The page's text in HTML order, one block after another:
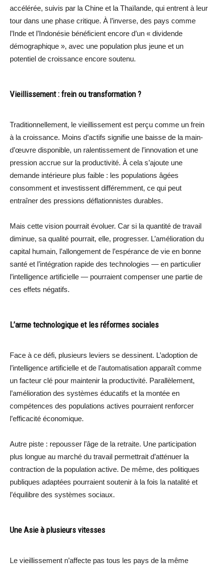
accélérée, suivis par la Chine et la Thaïlande, qui entrent à leur
tour dans une phase critique. À l’inverse, des pays comme
l’Inde et l’Indonésie bénéficient encore d’un « dividende
démographique », avec une population plus jeune et un
potentiel de croissance encore soutenu.
Vieillissement : frein ou transformation ?
Traditionnellement, le vieillissement est perçu comme un frein
à la croissance. Moins d’actifs signifie une baisse de la main-
d’œuvre disponible, un ralentissement de l’innovation et une
pression accrue sur la productivité. À cela s’ajoute une
demande intérieure plus faible : les populations âgées
consomment et investissent différemment, ce qui peut
entraîner des pressions déflationnistes durables.
Mais cette vision pourrait évoluer. Car si la quantité de travail
diminue, sa qualité pourrait, elle, progresser. L’amélioration du
capital humain, l’allongement de l’espérance de vie en bonne
santé et l’intégration rapide des technologies — en particulier
l’intelligence artificielle — pourraient compenser une partie de
ces effets négatifs.
L’arme technologique et les réformes sociales
Face à ce défi, plusieurs leviers se dessinent. L’adoption de
l’intelligence artificielle et de l’automatisation apparaît comme
un facteur clé pour maintenir la productivité. Parallèlement,
l’amélioration des systèmes éducatifs et la montée en
compétences des populations actives pourraient renforcer
l’efficacité économique.
Autre piste : repousser l’âge de la retraite. Une participation
plus longue au marché du travail permettrait d’atténuer la
contraction de la population active. De même, des politiques
publiques adaptées pourraient soutenir à la fois la natalité et
l’équilibre des systèmes sociaux.
Une Asie à plusieurs vitesses
Le vieillissement n’affecte pas tous les pays de la même